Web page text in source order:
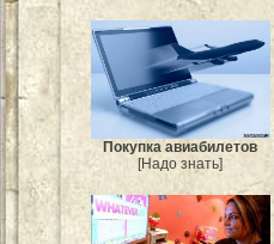
Покупка авиабилетов
[Надо знать]